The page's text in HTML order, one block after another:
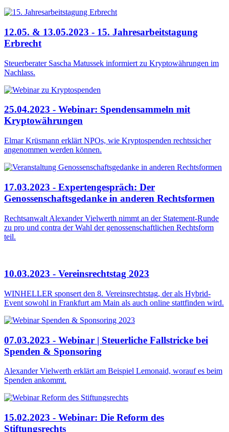
12.05. & 13.05.2023 - 15. Jahresarbeitstagung
Erbrecht
Steuerberater Sascha Matussek informiert zu Kryptowährungen im
Nachlass.
25.04.2023 - Webinar: Spendensammeln mit
Kryptowährungen
Elmar Krüsmann erklärt NPOs, wie Kryptospenden rechtssicher
angenommen werden können.
17.03.2023 - Expertengespräch: Der
Genossenschaftsgedanke in anderen Rechtsformen
Rechtsanwalt Alexander Vielwerth nimmt an der Statement-Runde
zu pro und contra der Wahl der genossenschaftlichen Rechtsform
teil.
10.03.2023 - Vereinsrechtstag 2023
WINHELLER sponsert den 8. Vereinsrechtstag, der als Hybrid-
Event sowohl in Frankfurt am Main als auch online stattfinden wird.
07.03.2023 - Webinar | Steuerliche Fallstricke bei
Spenden & Sponsoring
Alexander Vielwerth erklärt am Beispiel Lemonaid, worauf es beim
Spenden ankommt.
15.02.2023 - Webinar: Die Reform des
Stiftungsrechts